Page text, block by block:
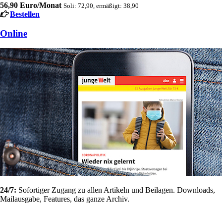
56,90 Euro/Monat Soli: 72,90, ermäßigt: 38,90
Bestellen
Online
24/7: Sofortiger Zugang zu allen Artikeln und Beilagen. Downloads,
Mailausgabe, Features, das ganze Archiv.